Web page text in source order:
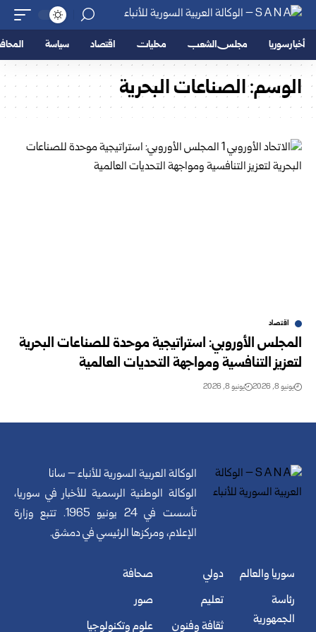
أخبار سوريا مجلس الشعب محليات اقتصاد سياسة
الوسم:الصناعات البحرية
اقتصاد
المجلس الأوروبي: استراتيجية موحدة للصناعات البحرية
لتعزيز التنافسية ومواجهة التحديات العالمية
يونيو 8, 2026 يونيو 8, 2026
الوكالة العربية السورية للأنباء – سانا
الوكالة الوطنية الرسمية للأخبار في سوريا،
تأسست في 24 يونيو 1965. تتبع وزارة
الإعلام، ومركزها الرئيسي في دمشق.
سوريا والعالم
رئاسة
الجمهورية
دولي
تعليم
ثقافة وفنون
صحافة
صور
علوم وتكنولوجيا